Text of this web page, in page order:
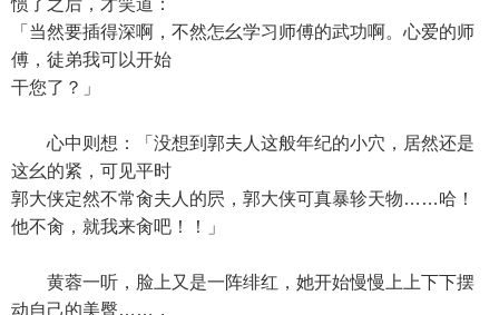
惯了之后，才笑道：
「当然要插得深啊，不然怎幺学习师傅的武功啊。心爱的师
傅，徒弟我可以开始
干您了？」
心中则想：「没想到郭夫人这般年纪的小穴，居然还是
这幺的紧，可见平时
郭大侠定然不常肏夫人的屄，郭大侠可真暴轸天物……哈！
他不肏，就我来肏吧！！」
黄蓉一听，脸上又是一阵绯红，她开始慢慢上上下下摆
动自己的美臀……，